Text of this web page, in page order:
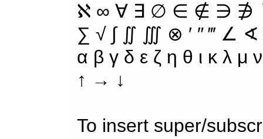
ℵ ∞ ∀ ∃ ∅ ∈ ∉ ∋ ∌
∑ √ ∫ ∬ ∭ ⊗ ′ ″ ‴ ∠
α β γ δ ε ζ η θ ι κ λ
↑ → ↓
To insert super/